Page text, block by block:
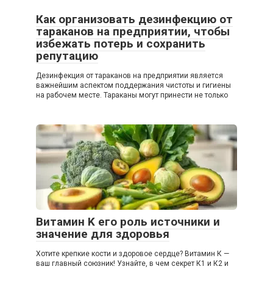
Как организовать дезинфекцию от
тараканов на предприятии, чтобы
избежать потерь и сохранить
репутацию
Дезинфекция от тараканов на предприятии является
важнейшим аспектом поддержания чистоты и гигиены
на рабочем месте. Тараканы могут принести не только
Витамин K его роль источники и
значение для здоровья
Хотите крепкие кости и здоровое сердце? Витамин К —
ваш главный союзник! Узнайте, в чем секрет К1 и К2 и